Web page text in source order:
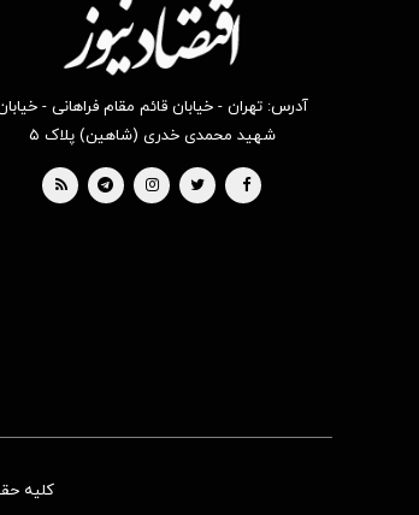
آدرس: تهران - خیابان قائم مقام فراهانی -
شهید محمدی خدری (شاهین) پلاک ۵
کلیه